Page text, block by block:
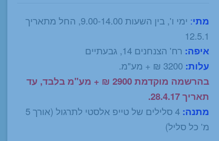
מתי:
ימי ו', בין השעות 9.00-14.00, החל מתאריך
12.5.1
איפה: רח' הצנחנים 14, גבעתיים
עלות:
בהרשמה מוקדמת 2900 ₪ + מע"מ בלבד, עד
תאריך 28.4.17.
מתנה:
4 סלילים של טייפ אלסטי לתרגול (אורך 5
מ' כל סליל)